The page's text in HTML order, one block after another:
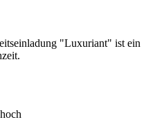
"Luxuriant" ist ein